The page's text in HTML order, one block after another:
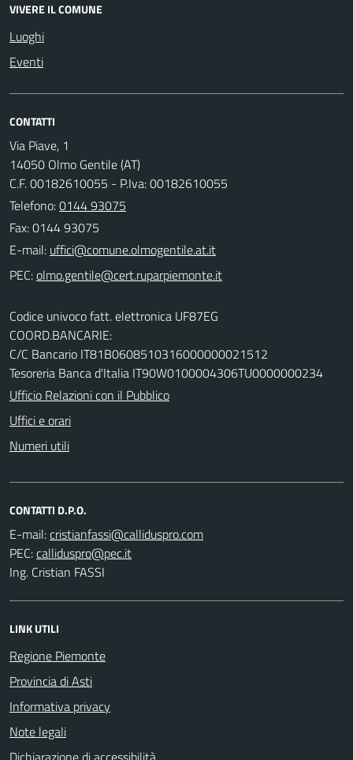
VIVERE IL COMUNE
Luoghi
Eventi
CONTATTI
Via Piave, 1
14050 Olmo Gentile (AT)
C.F. 00182610055 - P.Iva: 00182610055
Telefono:0144 93075
Fax: 0144 93075
E-mail:
PEC:
Codice univoco fatt. elettronica UF87EG
COORD.BANCARIE:
C/C Bancario IT81B0608510316000000021512
Tesoreria Banca d'Italia IT90W0100004306TU0000000234
Ufficio Relazioni con il Pubblico
Uffici e orari
Numeri utili
CONTATTI D.P.O.
E-mail:
PEC:
Ing. Cristian FASSI
LINK UTILI
Regione Piemonte
Provincia di Asti
Informativa privacy
Note legali